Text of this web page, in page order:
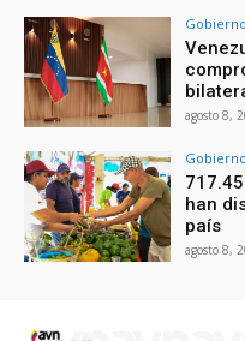
Gobierno
agosto 8,
Gobierno
han
país
agosto 8,